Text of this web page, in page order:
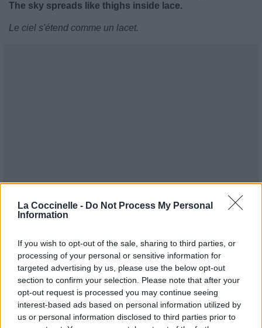
La Coccinelle - Do Not Process My Personal
Information
If you wish to opt-out of the sale, sharing to third parties, or
processing of your personal or sensitive information for
targeted advertising by us, please use the below opt-out
section to confirm your selection. Please note that after your
opt-out request is processed you may continue seeing
interest-based ads based on personal information utilized by
us or personal information disclosed to third parties prior to
The sky spreads like thighs inside lace.
Le ciel s'étend comme un lacet.
Publié par sknzz 2 2 5 le 18 juin 2007 à 12h11.
Chanteurs : The Blood Brothers
Albums :
Crimes